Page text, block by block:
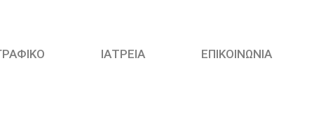
ΙΑΤΡΕΙΑ ΕΠΙΚΟΙΝΩΝΙΑ